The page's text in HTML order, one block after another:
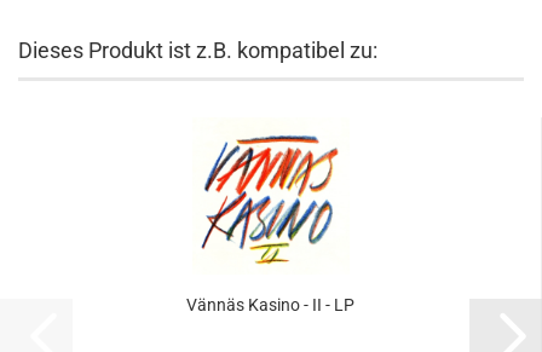
Dieses Produkt ist z.B. kompatibel zu:
Vännäs Kasino - II - LP